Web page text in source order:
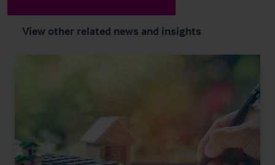
View other related news and insights